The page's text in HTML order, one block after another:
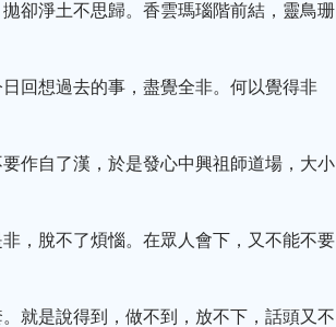
卻淨土不思歸。香雲瑪瑙階前結，靈鳥珊
回想過去的事，盡覺全非。何以覺得非
作自了漢，於是發心中興祖師道場，大小
，脫不了煩惱。在眾人會下，又不能不要
就是說得到，做不到，放不下，話頭又不